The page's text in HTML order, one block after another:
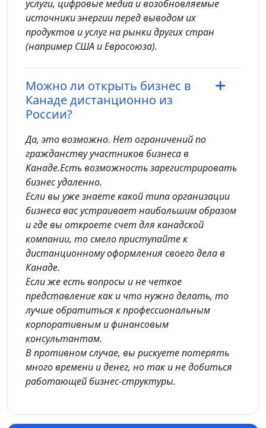
услуги, цифровые медиа и возобновляемые
источники энергии перед выводом их
продуктов и услуг на рынки других стран
(например США и Евросоюза).
Можно ли открыть бизнес в
Канаде дистанционно из
России?
Да, это возможно. Нет ограничений по
гражданству участников бизнеса в
Канаде.Есть возможность зарегистрировать
бизнес удаленно.
Если вы уже знаете какой типа организации
бизнеса вас устраивает наибольшим образом
и где вы откроете счет для канадской
компании, то смело приступайте к
дистанционному оформления своего дела в
Канаде.
Если же есть вопросы и не четкое
представление как и что нужно делать, то
лучше обратиться к профессиональным
корпоративным и финансовым
консультантам.
В противном случае, вы рискуете потерять
много времени и денег, но так и не добиться
работающей бизнес-структуры.